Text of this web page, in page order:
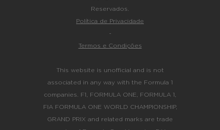
Reservados.
Política de Privacidade
-
Termos e Condições
This website is unofficial and is not
associated in any way with the Formula 1
companies. F1, FORMULA ONE, FORMULA 1,
FIA FORMULA ONE WORLD CHAMPIONSHIP,
GRAND PRIX and related marks are trade